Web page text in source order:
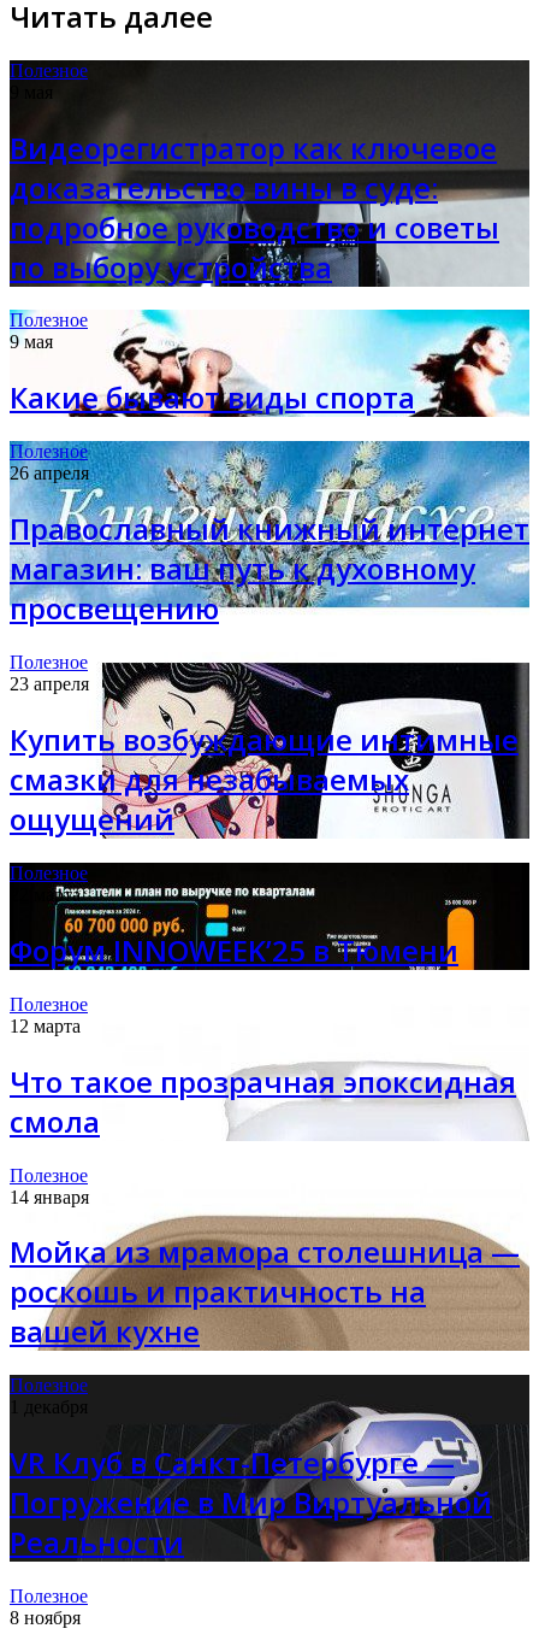
Читать далее
Полезное
Видеорегистратор как ключевое
доказательство вины в суде:
подробное руководство и советы
по выбору устройства
Полезное
9 мая
Какие бывают виды спорта
Полезное
26 апреля
Православный книжный интернет
магазин: ваш путь к духовному
просвещению
Полезное
23 апреля
Купить возбуждающие интимные
смазки для незабываемых
ощущений
Полезное
22 марта
Форум INNOWEEK’25 в Тюмени
Полезное
12 марта
Что такое прозрачная эпоксидная
смола
Полезное
14 января
Мойка из мрамора столешница —
роскошь и практичность на
вашей кухне
Полезное
1 декабря
VR Клуб в Санкт-Петербурге —
Погружение в Мир Виртуальной
Реальности
Полезное
8 ноября